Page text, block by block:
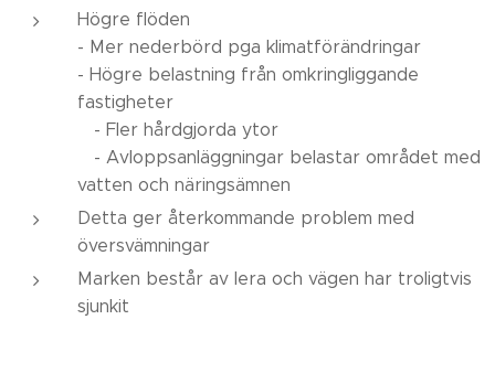
Högre flöden
- Mer nederbörd pga klimatförändringar
- Högre belastning från omkringliggande
fastigheter
- Fler hårdgjorda ytor
- Avloppsanläggningar belastar området med
vatten och näringsämnen
Detta ger återkommande problem med
översvämningar
Marken består av lera och vägen har troligtvis
sjunkit